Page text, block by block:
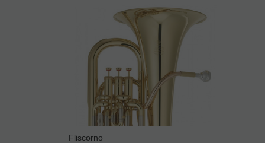
Fliscorno